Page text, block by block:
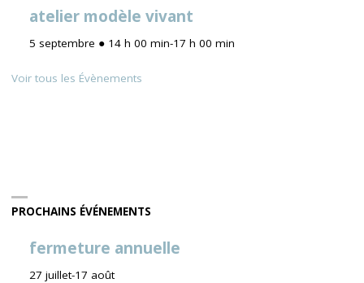
atelier modèle vivant
5 septembre ● 14 h 00 min-17 h 00 min
Voir tous les Évènements
PROCHAINS ÉVÉNEMENTS
fermeture annuelle
27 juillet-17 août